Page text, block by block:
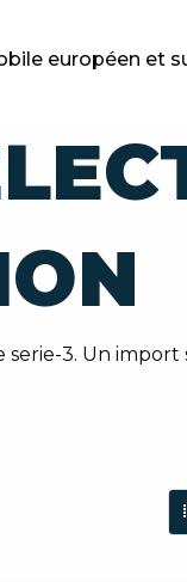
européen et
3. Un import